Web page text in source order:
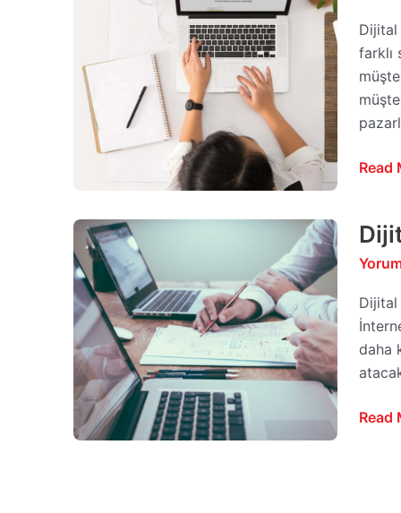
Dijital
farklı
posta
Read
Dijital
daha
Dijital
En
İyi
Read